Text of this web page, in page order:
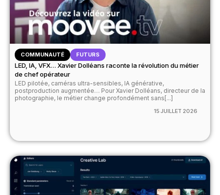
COMMUNAUTÉ FUTURS
LED, IA, VFX… Xavier Dolléans raconte la révolution du métier
de chef opérateur
LED pilotée, caméras ultra-sensibles, IA générative,
postproduction augmentée… Pour Xavier Dolléans, directeur de la
photographie, le métier change profondément sans[...]
15 JUILLET 2026